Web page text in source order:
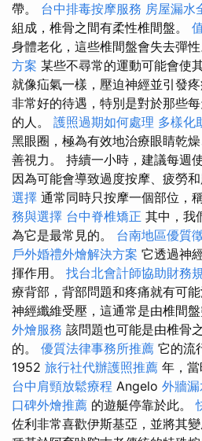
帶。 台中排毒按摩服務 房屋漏水
組成，椎骨之間有柔性椎間盤。
身體老化，這些椎間盤會失去彈
方案 某些不尋常的運動可能會使
就像疝氣一樣，壓迫神經並引發疼
非常好的待遇，特別是對於那些
的人。 護照過期如何處理 多樣化
黑眼圈，極為有效地治療眼睛乾
善視力。 持續一小時，建議每週
因為可能會導致過度按摩、疲勞和
選擇 通常同時只按摩一個部位，
務與選擇 台中脊椎矯正 其中，我
為它是最常見的。 台南地區優質
戶外婚禮外燴解決方案 它透過神
揮作用。 找台北會計師協助財務
療背部，背部問題和疼痛就有可
神經纖維受壓，這通常是由椎間盤
外燴服務 該問題也可能是由椎骨
的。 優質法律事務所推薦 它的流
1952 旅行社代辦護照推薦 年，
台中肩頸放鬆療程 Angelo 外牆
口碑外燴推薦 的遊艇停靠於此。
佐利非常喜歡伊斯基亞，並將其